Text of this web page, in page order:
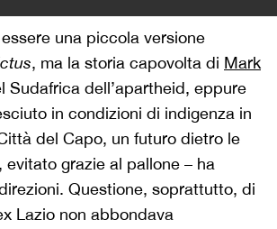
una piccola versione
, ma la storia capovolta di Mark
Sudafrica dell’apartheid, eppure
in condizioni di indigenza in
del Capo, un futuro dietro le
evitato grazie al pallone – ha
Questione, soprattutto, di
Lazio non abbondava